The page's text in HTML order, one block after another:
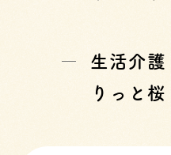
生活介護
りっと桜